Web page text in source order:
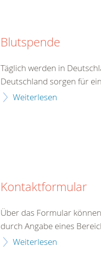
Blutspende
Täglich werden in
Deutschland sorgen für
Weiterlesen
Kontaktformular
Über das Formular
durch Angabe eines
Weiterlesen